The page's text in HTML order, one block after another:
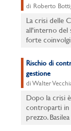
di Roberto
La crisi delle
all'interno del
forte
Rischio di
gestione
di Walter
Dopo la crisi
controparti in
prezzo.